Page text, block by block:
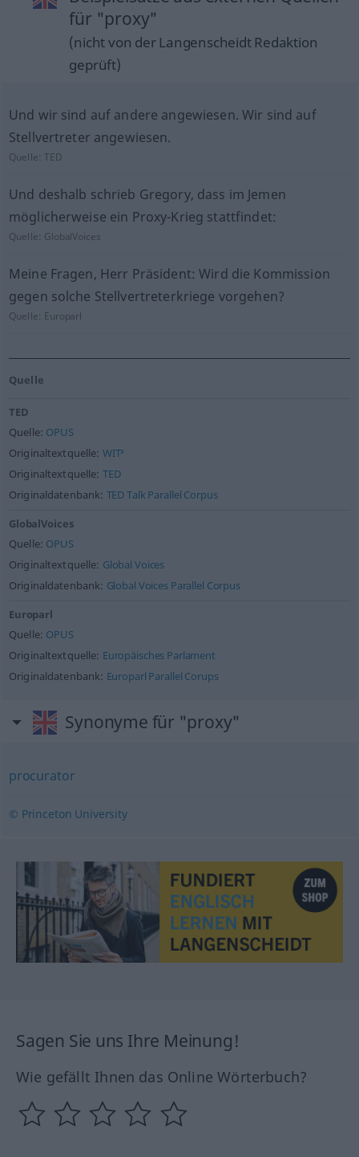
für "proxy"
(nicht von der Langenscheidt Redaktion
geprüft)
Und wir sind auf andere angewiesen. Wir sind auf
Stellvertreter angewiesen.
Quelle:TED
Und deshalb schrieb Gregory, dass im Jemen
möglicherweise ein Proxy-Krieg stattfindet:
Quelle: GlobalVoices
Meine Fragen, Herr Präsident: Wird die Kommission
gegen solche Stellvertreterkriege vorgehen?
Quelle: Europarl
Quelle
TED
Quelle: OPUS
Originaltextquelle: WIT³
Originaltextquelle: TED
Originaldatenbank: TED Talk Parallel Corpus
GlobalVoices
Quelle: OPUS
Originaltextquelle: Global Voices
Originaldatenbank: Global Voices Parallel Corpus
Europarl
Quelle: OPUS
Originaltextquelle: Europäisches Parlament
Originaldatenbank: Europarl Parallel Corups
Synonyme für "proxy"
procurator
© Princeton University
Sagen Sie uns Ihre Meinung!
Wie gefällt Ihnen das Online Wörterbuch?